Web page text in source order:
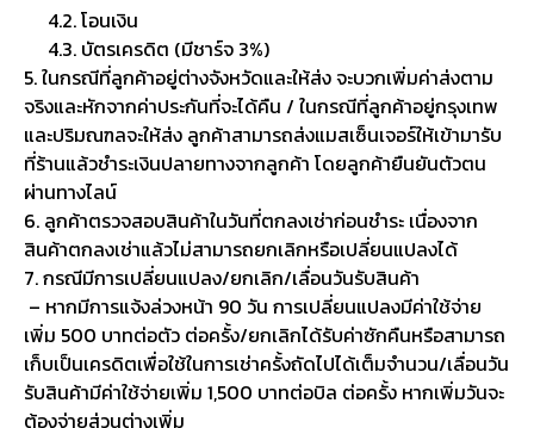
4.2. โอนเงิน
4.3. บัตรเครดิต (มีชาร์จ 3%)
5. ในกรณีที่ลูกค้าอยู่ต่างจังหวัดและให้ส่ง จะบวกเพิ่มค่าส่งตาม
จริงและหักจากค่าประกันที่จะได้คืน / ในกรณีที่ลูกค้าอยู่กรุงเทพ
และปริมณฑลจะให้ส่ง ลูกค้าสามารถส่งแมสเซ็นเจอร์ให้เข้ามารับ
ที่ร้านแล้วชำระเงินปลายทางจากลูกค้า โดยลูกค้ายืนยันตัวตน
ผ่านทางไลน์
6. ลูกค้าตรวจสอบสินค้าในวันที่ตกลงเช่าก่อนชำระ เนื่องจาก
สินค้าตกลงเช่าแล้วไม่สามารถยกเลิกหรือเปลี่ยนแปลงได้
7. กรณีมีการเปลี่ยนแปลง/ยกเลิก/เลื่อนวันรับสินค้า
– หากมีการแจ้งล่วงหน้า 90 วัน การเปลี่ยนแปลงมีค่าใช้จ่าย
เพิ่ม 500 บาทต่อตัว ต่อครั้ง/ยกเลิกได้รับค่าซักคืนหรือสามารถ
เก็บเป็นเครดิตเพื่อใช้ในการเช่าครั้งถัดไปได้เต็มจำนวน/เลื่อนวัน
รับสินค้ามีค่าใช้จ่ายเพิ่ม 1,500 บาทต่อบิล ต่อครั้ง หากเพิ่มวันจะ
ต้องจ่ายส่วนต่างเพิ่ม